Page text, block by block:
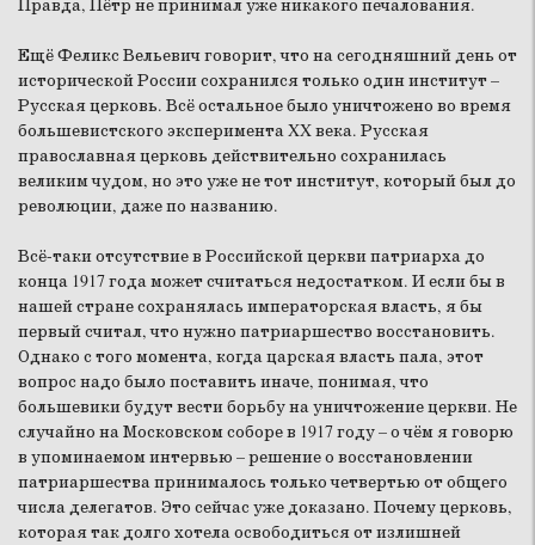
Правда, Пётр не принимал уже никакого печалования.
Ещё Феликс Вельевич говорит, что на сегодняшний день от
исторической России сохранился только один институт –
Русская церковь. Всё остальное было уничтожено во время
большевистского эксперимента XX века. Русская
православная церковь действительно сохранилась
великим чудом, но это уже не тот институт, который был до
революции, даже по названию.
Всё-таки отсутствие в Российской церкви патриарха до
конца 1917 года может считаться недостатком. И если бы в
нашей стране сохранялась императорская власть, я бы
первый считал, что нужно патриаршество восстановить.
Однако с того момента, когда царская власть пала, этот
вопрос надо было поставить иначе, понимая, что
большевики будут вести борьбу на уничтожение церкви. Не
случайно на Московском соборе в 1917 году – о чём я говорю
в упоминаемом интервью – решение о восстановлении
патриаршества принималось только четвертью от общего
числа делегатов. Это сейчас уже доказано. Почему церковь,
которая так долго хотела освободиться от излишней